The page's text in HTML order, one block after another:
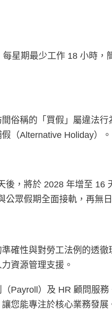
星期最少工作 18 小時，
俗稱的「買假」屬違法行
（Alternative Holiday）。
，將於 2028 年增至 16
眾假期全面接軌，再無
確性與對勞工法例的透徹
資源管理支援。
Payroll）及 HR 顧問服
您能專注於核心業務發展